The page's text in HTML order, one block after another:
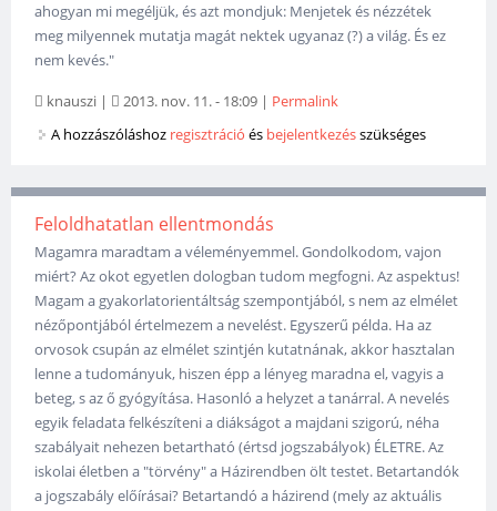
ahogyan mi megéljük, és azt mondjuk: Menjetek és nézzétek
meg milyennek mutatja magát nektek ugyanaz (?) a világ. És ez
nem kevés."
knauszi | 2013. nov. 11. - 18:09 | Permalink
A hozzászóláshoz regisztráció és bejelentkezésszükséges
Feloldhatatlan ellentmondás
Magamra maradtam a véleményemmel. Gondolkodom, vajon
miért? Az okot egyetlen dologban tudom megfogni. Az aspektus!
Magam a gyakorlatorientáltság szempontjából, s nem az elmélet
nézőpontjából értelmezem a nevelést. Egyszerű példa. Ha az
orvosok csupán az elmélet szintjén kutatnának, akkor hasztalan
lenne a tudományuk, hiszen épp a lényeg maradna el, vagyis a
beteg, s az ő gyógyítása. Hasonló a helyzet a tanárral. A nevelés
egyik feladata felkészíteni a diákságot a majdani szigorú, néha
szabályait nehezen betartható (értsd jogszabályok) ÉLETRE. Az
iskolai életben a "törvény" a Házirendben ölt testet. Betartandók
a jogszabály előírásai? Betartandó a házirend (mely az aktuális